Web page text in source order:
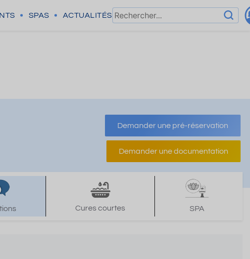
SPAS ACTUALITÉS
Demander une pré-réservation
Demander une documentation
Cures courtes SPA